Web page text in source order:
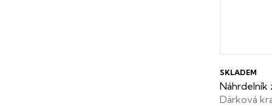
Náhrdelník
Dárková
SKLADEM